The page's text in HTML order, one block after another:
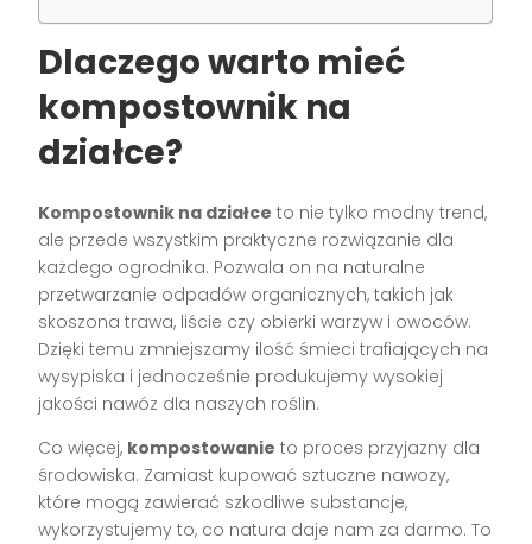
Dlaczego warto mieć
kompostownik na
działce?
Kompostownik na działce to nie tylko modny trend,
ale przede wszystkim praktyczne rozwiązanie dla
każdego ogrodnika. Pozwala on na naturalne
przetwarzanie odpadów organicznych, takich jak
skoszona trawa, liście czy obierki warzyw i owoców.
Dzięki temu zmniejszamy ilość śmieci trafiających na
wysypiska i jednocześnie produkujemy wysokiej
jakości nawóz dla naszych roślin.
Co więcej, kompostowanie to proces przyjazny dla
środowiska. Zamiast kupować sztuczne nawozy,
które mogą zawierać szkodliwe substancje,
wykorzystujemy to, co natura daje nam za darmo. To